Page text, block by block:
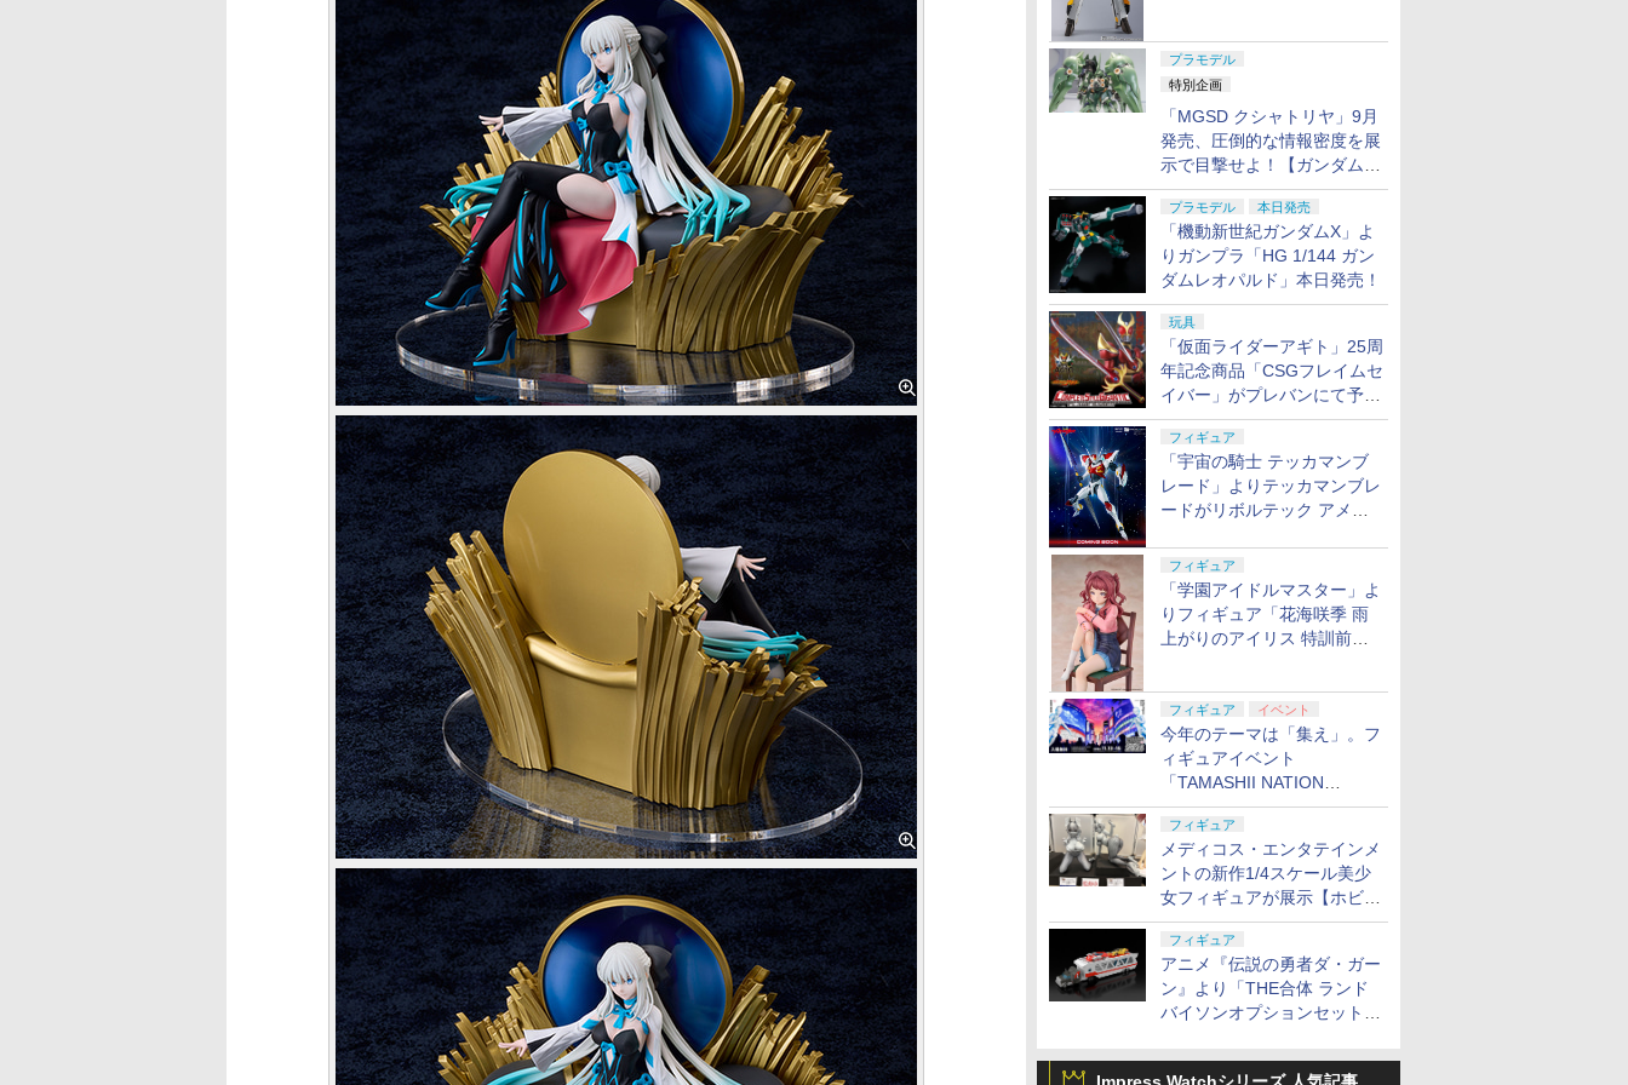
プラモデル
特別企画
「MGSD クシャトリヤ」9月
発売、圧倒的な情報密度を展
示で目撃せよ！【ガンダムベ
ース撮り下ろし】
プラモデル 本日発売
「機動新世紀ガンダムX」よ
りガンプラ「HG 1/144 ガン
ダムレオパルド」本日発売！
玩具
「仮面ライダーアギト」25周
年記念商品「CSGフレイムセ
イバー」がプレバンにて予約
開始
フィギュア
「宇宙の騎士 テッカマンブ
レード」よりテッカマンブレ
ードがリボルテック アメイ
定
フィギュア
「学園アイドルマスター」よ
りフィギュア「花海咲季 雨
上がりのアイリス 特訓前
フィギュア イベント
今年のテーマは「集え」。フ
ィギュアイベント
「TAMASHII NATION
2026」が11月13日より開催
決定
フィギュア
メディコス・エンタテインメ
ントの新作1/4スケール美少
女フィギュアが展示【ホビー
メーカー合同展示会】
フィギュア
アニメ『伝説の勇者ダ・ガー
ン』より「THE合体 ランド
バイソンオプションセット」